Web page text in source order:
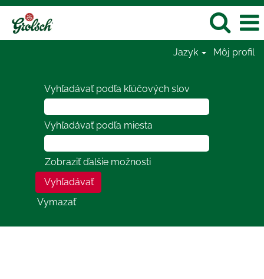
Jazyk Môj profil
Vyhľadávať podľa kľúčových slov
Vyhľadávať podľa miesta
Zobraziť ďalšie možnosti
Vymazať